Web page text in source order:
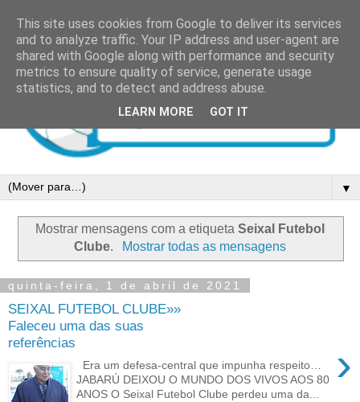
▼
Mostrar mensagens com a etiqueta Seixal Futebol
Clube. Mostrar todas as mensagens
quinta-feira, 1 de abril de 2021
SEIXAL FUTEBOL CLUBE»»
Faleceu uma das suas
referências
›
Era um defesa-central que impunha respeito…
JABARÚ DEIXOU O MUNDO DOS VIVOS AOS 80
ANOS O Seixal Futebol Clube perdeu uma da...
This site uses cookies from Google to deliver its services
and to analyze traffic. Your IP address and user-agent are
shared with Google along with performance and security
metrics to ensure quality of service, generate usage
statistics, and to detect and address abuse.
LEARN MORE GOT IT